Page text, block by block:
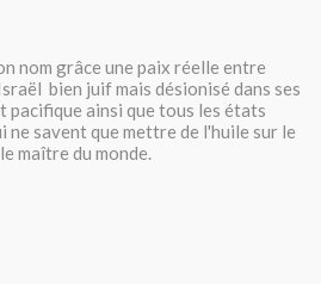
nom grâce une paix réelle entre
bien juif mais désionisé dans ses
ainsi que tous les états
ne savent que mettre de l'huile sur le
maître du monde.